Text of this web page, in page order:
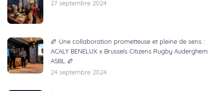
27 septembre 2024
🏉 Une collaboration prometteuse et pleine de sens :
ACALY BENELUX x Brussels Citizens Rugby Auderghem
ASBL 🏉
24 septembre 2024